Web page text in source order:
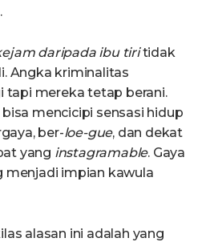
daripada ibu tiritidak
Angka kriminalitas
tapi mereka tetap berani.
mencicipi sensasi hidup
ber-loe-gue, dan dekat
yang instagramable. Gaya
menjadi impian kawula
alasan ini adalah yang